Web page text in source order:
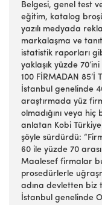
Belgesi, genel test
eğitim, katalog
yazılı medyada
markalaşma ve
istatistik raporları
yaklaşık yüzde
100 FİRMADAN 85’İ
İstanbul genelinde
araştırmada yüz
olmadığını veya
anlatan Kobi
şöyle sürdürdü:
60 ile yüzde 70
Maalesef firmalar
prosedürlerle
adına devletten biz
İstanbul genelinde